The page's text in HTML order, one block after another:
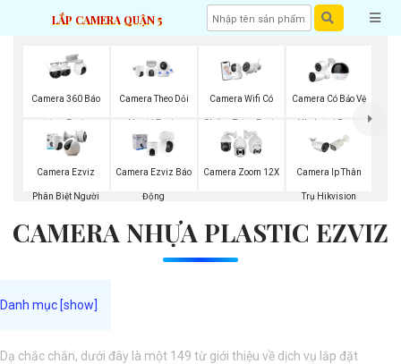
LẮP CAMERA QUẬN 5
Camera 360 Báo
Động Ezviz
Camera Theo Dỏi
Người Ezviz
Camera Wifi Có
Chống Trộm Ezviz
Camera Có Bảo Vệ
Vành Đai Ezviz
Camera Ezviz
Phân Biệt Người
Camera Ezviz Báo
Động
Camera Zoom 12X Camera Ip Thân
Trụ Hikvision
CAMERA NHỰA PLASTIC EZVIZ
Dạ chắc chắn, dưới đây là một 149 từ giới thiệu về dịch vụ lắp đặt